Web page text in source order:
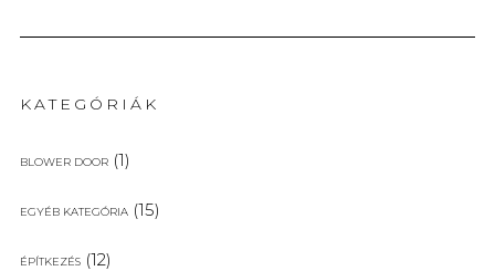
KATEGÓRIÁK
BLOWER DOOR(1)
EGYÉB KATEGÓRIA(15)
ÉPÍTKEZÉS(12)